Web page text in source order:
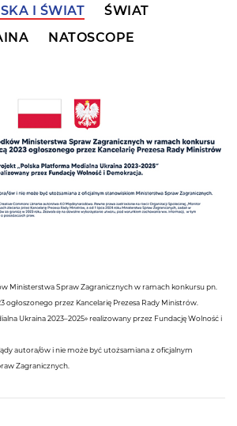
I ŚWIAT
ŚWIAT
NATOSCOPE
Ministerstwa Spraw Zagranicznych w ramach konkursu pn.
ogłoszonego przez Kancelarię Prezesa Rady Ministrów.
Ukraina 2023–2025» realizowany przez Fundację Wolność i
autora/ów i nie może być utożsamiana z oficjalnym
Zagranicznych.